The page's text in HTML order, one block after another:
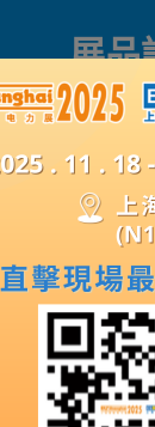
展品
地开关采用国
流50（60）
需要而设计开
装方便，性能